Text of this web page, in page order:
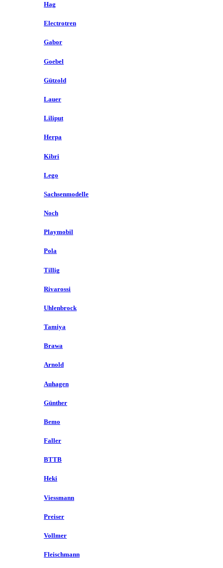
Hag
Electrotren
Gabor
Goebel
Gützold
Lauer
Liliput
Herpa
Kibri
Lego
Sachsenmodelle
Noch
Playmobil
Pola
Tillig
Rivarossi
Uhlenbrock
Tamiya
Brawa
Arnold
Auhagen
Günther
Bemo
Faller
BTTB
Heki
Viessmann
Preiser
Vollmer
Fleischmann